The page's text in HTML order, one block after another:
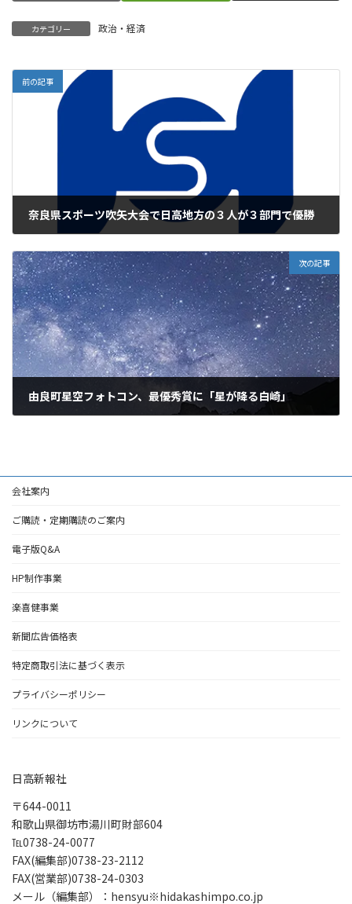
カテゴリー 政治・経済
前の記事
奈良県スポーツ吹矢大会で日高地方の３人が３部門で優勝
次の記事
由良町星空フォトコン、最優秀賞に「星が降る白崎」
会社案内
ご購読・定期購読のご案内
電子版Q&A
HP制作事業
楽喜健事業
新聞広告価格表
特定商取引法に基づく表示
プライバシーポリシー
リンクについて
日高新報社
〒644-0011
和歌山県御坊市湯川町財部604
℡0738-24-0077
FAX(編集部)0738-23-2112
FAX(営業部)0738-24-0303
メール（編集部）：hensyu※hidakashimpo.co.jp